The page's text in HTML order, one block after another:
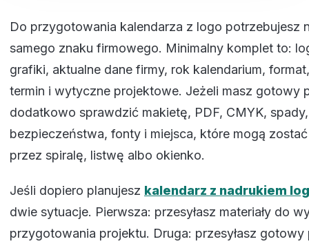
Do przygotowania kalendarza z logo potrzebujesz
samego znaku firmowego. Minimalny komplet to:
grafiki, aktualne dane firmy, rok kalendarium,
termin i wytyczne projektowe. Jeżeli masz gotowy
dodatkowo sprawdzić makietę, PDF, CMYK,
bezpieczeństwa, fonty i miejsca, które mogą zostać
przez spiralę, listwę albo okienko.
Jeśli dopiero planujesz kalendarz z nadrukiem
dwie sytuacje. Pierwsza: przesyłasz materiały do
przygotowania projektu. Druga: przesyłasz gotowy